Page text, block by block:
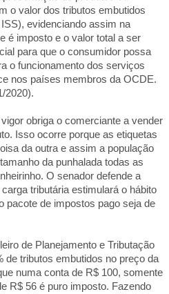
o valor dos tributos embutidos
evidenciando assim na
é imposto e o valor total a ser
para que o consumidor possa
o funcionamento dos serviços
nos países membros da OCDE.
2020).
obriga o comerciante a vender
Isso ocorre porque as etiquetas
da outra e assim a população
da punhalada todas as
O senador defende a
tributária estimulará o hábito
pacote de impostos pago seja de
de Planejamento e Tributação
de tributos embutidos no preço da
numa conta de R$ 100, somente
R$ 56 é puro imposto. Fazendo